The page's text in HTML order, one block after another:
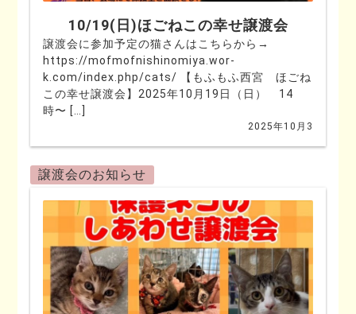
10/19(日)ほごねこの幸せ譲渡会
譲渡会に参加予定の猫さんはこちらから→
https://mofmofnishinomiya.wor-
k.com/index.php/cats/ 【もふもふ西宮 ほごね
この幸せ譲渡会】2025年10月19日（日） 14
時〜 […]
2025年10月3
譲渡会のお知らせ